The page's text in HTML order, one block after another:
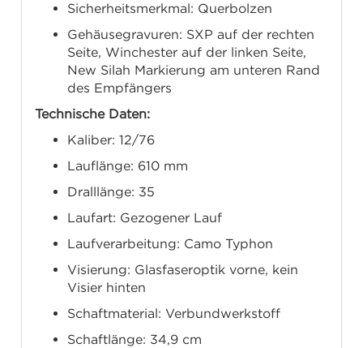
Sicherheitsmerkmal: Querbolzen
Gehäusegravuren: SXP auf der rechten
Seite, Winchester auf der linken Seite,
New Silah Markierung am unteren Rand
des Empfängers
Technische Daten:
Kaliber: 12/76
Lauflänge: 610 mm
Dralllänge: 35
Laufart: Gezogener Lauf
Laufverarbeitung: Camo Typhon
Visierung: Glasfaseroptik vorne, kein
Visier hinten
Schaftmaterial: Verbundwerkstoff
Schaftlänge: 34,9 cm